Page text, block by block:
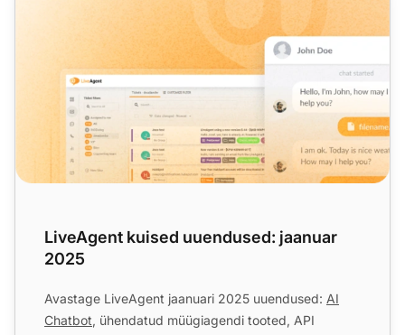
LiveAgent kuised uuendused: jaanuar
2025
Avastage LiveAgent jaanuari 2025 uuendused: AI
Chatbot, ühendatud müügiagendi tooted, API